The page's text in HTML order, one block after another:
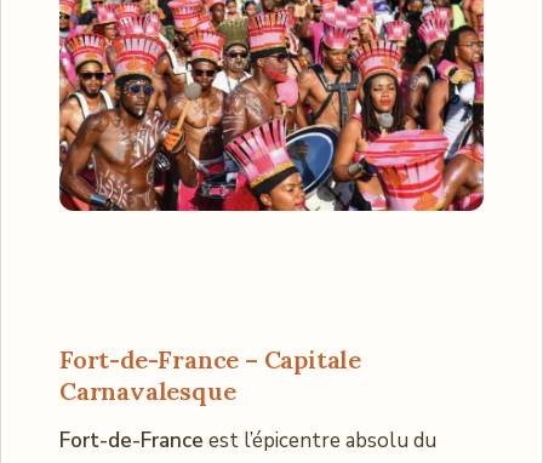
Fort-de-France – Capitale
Carnavalesque
Fort-de-France est l’épicentre absolu du